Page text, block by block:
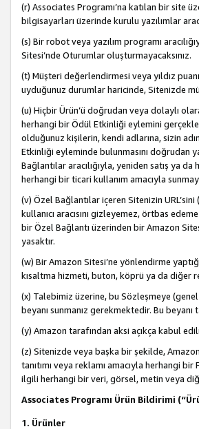
(r) Associates Programı’na katılan bir site
bilgisayarları üzerinde kurulu yazılımlar
(s) Bir robot veya yazılım programı
Sitesi’nde Oturumlar oluşturmayacaksınız.
(t) Müşteri değerlendirmesi veya yıldız
uyduğunuz durumlar haricinde, Sitenizde
(u) Hiçbir Ürün’ü doğrudan veya dolaylı
herhangi bir Ödül Etkinliği eylemini
olduğunuz kişilerin, kendi adlarına, sizin
Etkinliği eyleminde bulunmasını doğrudan
Bağlantılar aracılığıyla, yeniden satış ya
herhangi bir ticari kullanım amacıyla
(v) Özel Bağlantılar içeren Sitenizin
kullanıcı aracısını gizleyemez, örtbas
bir Özel Bağlantı üzerinden bir Amazon
yasaktır.
(w) Bir Amazon Sitesi’ne yönlendirme
kısaltma hizmeti, buton, köprü ya da diğer
(x) Talebimiz üzerine, bu Sözleşmeye
beyanı sunmanız gerekmektedir. Bu
(y) Amazon tarafından aksi açıkça kabul
(z) Sitenizde veya başka bir şekilde,
tanıtımı veya reklamı amacıyla herhangi
ilgili herhangi bir veri, görsel, metin veya
Associates Programı Ürün Bildirimi
1. Ürünler